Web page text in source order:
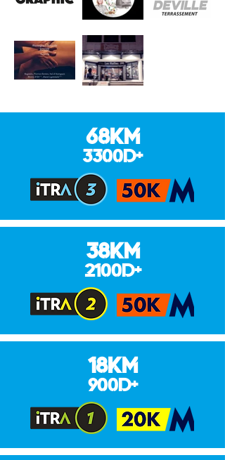
68KM
3300D+
38KM
2100D+
18KM
900D+